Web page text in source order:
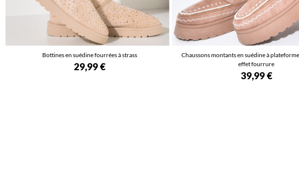
Bottines en suédine fourrées à strass
29,99 €
Chaussons montants en suédine à
effet fourrure
39,99 €